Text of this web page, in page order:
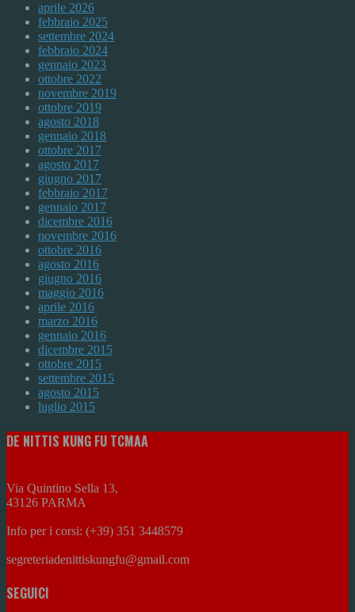
aprile 2026
febbraio 2025
settembre 2024
febbraio 2024
gennaio 2023
ottobre 2022
novembre 2019
ottobre 2019
agosto 2018
gennaio 2018
ottobre 2017
agosto 2017
giugno 2017
febbraio 2017
gennaio 2017
dicembre 2016
novembre 2016
ottobre 2016
agosto 2016
giugno 2016
maggio 2016
aprile 2016
marzo 2016
gennaio 2016
dicembre 2015
ottobre 2015
settembre 2015
agosto 2015
luglio 2015
DE NITTIS KUNG FU TCMAA
Via Quintino Sella 13,
43126 PARMA
Info per i corsi: (+39) 351 3448579
segreteriadenittiskungfu@gmail.com
SEGUICI